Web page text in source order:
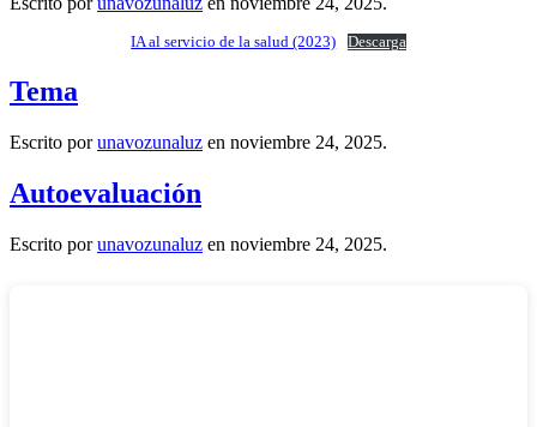
IA al servicio de la salud (2023) Descarga
Tema
Escrito porunavozunaluz en noviembre 24, 2025.
Autoevaluación
Escrito porunavozunaluz en noviembre 24, 2025.